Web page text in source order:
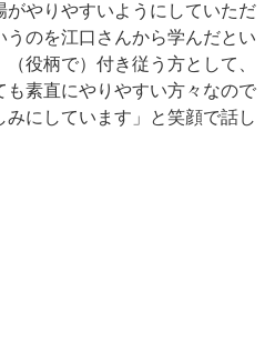
やりやすいようにしていただ
のを江口さんから学んだとい
役柄で）付き従う方として、
素直にやりやすい方々なので
みにしています」と笑顔で話し